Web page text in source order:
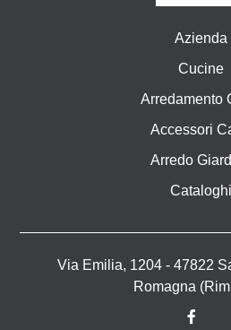
Azienda
Cucine
Arredamento
Accessori
Arredo
Cataloghi
Via Emilia, 1204 - 47822
Romagna